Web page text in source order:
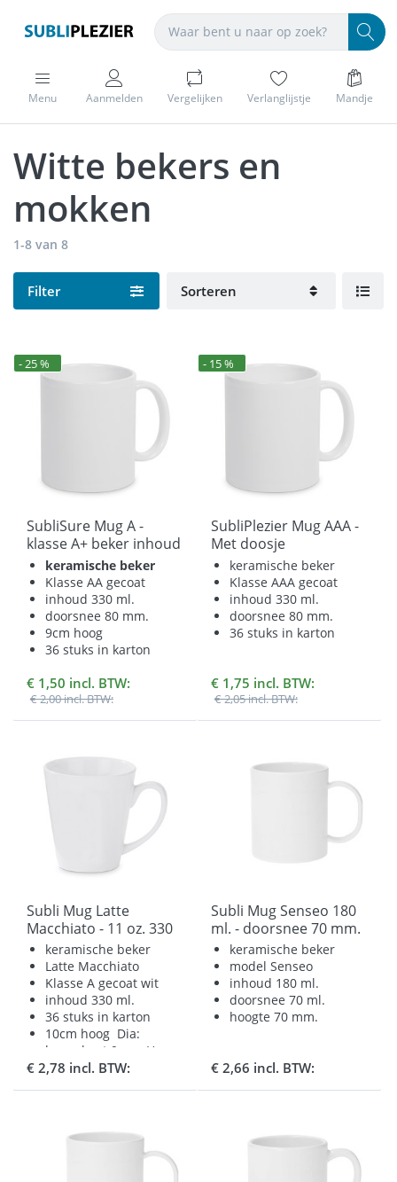
Menu Aanmelden Vergelijken Verlanglijstje Mandje
Witte bekers en
mokken
1-8 van 8
Filter Sorteren
- 25 %
SubliSure Mug A -
klasse A+ beker inhoud
330 ml met Doosje
keramische beker
Klasse AA gecoat
inhoud 330 ml.
doorsnee 80 mm.
9cm hoog
36 stuks in karton
€ 1,50 incl. BTW:
€ 2,00 incl. BTW:
- 15 %
SubliPlezier Mug AAA -
Met doosje
keramische beker
Klasse AAA gecoat
inhoud 330 ml.
doorsnee 80 mm.
36 stuks in karton
€ 1,75 incl. BTW:
€ 2,05 incl. BTW:
Subli Mug Latte
Macchiato - 11 oz. 330
ml. beker
keramische beker
Latte Macchiato
Klasse A gecoat wit
inhoud 330 ml.
36 stuks in karton
10cm hoog Dia:
bovenkant 9 cm Hoog:
10 cm
€ 2,78 incl. BTW:
Subli Mug Senseo 180
ml. - doorsnee 70 mm.
hoogte 70 mm.
keramische beker
model Senseo
inhoud 180 ml.
doorsnee 70 ml.
hoogte 70 mm.
€ 2,66 incl. BTW: